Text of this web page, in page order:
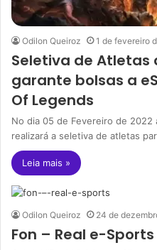
Odilon Queiroz 1 de fevereiro
Seletiva de Atletas
garante bolsas a
Of Legends
No dia 05 de Fevereiro de 2022
realizará a seletiva de atletas
Leia mais »
Odilon Queiroz 24 de
Fon – Real e-Sports